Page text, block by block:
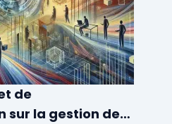
de
sur la gestion des